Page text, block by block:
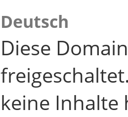
Deutsch
Diese
keine Inhalte